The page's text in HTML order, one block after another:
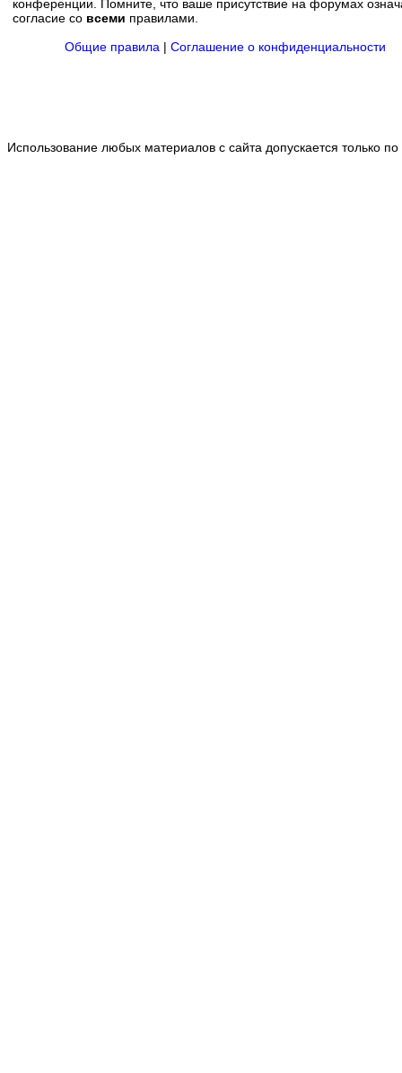
конференции. Помните, что ваше присутствие на форумах
согласие со всеми правилами.
Общие правила | Соглашение о конфиденциальности
Использование любых материалов с сайта допускается только